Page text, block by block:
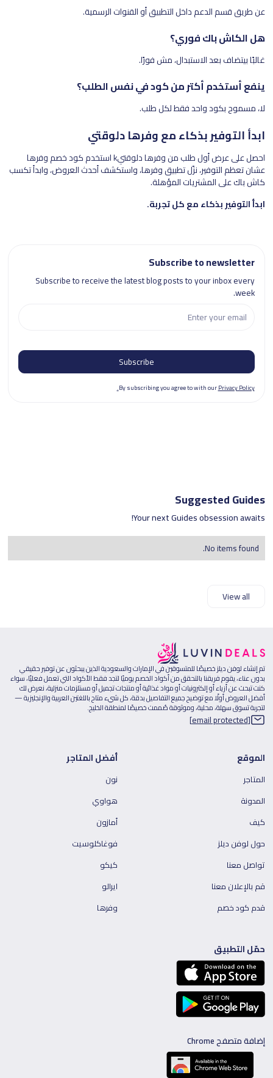
عن طريق قسم الدعم داخل التطبيق أو القنوات الرسمية.
هل الكاش باك فوري؟
غالبًا بيتضاف بعد الاستبدال، مش فورًا.
ينفع أستخدم أكتر من كود في نفس الطلب؟
لا، مسموح بكود واحد فقط لكل طلب.
ابدأ التوفير بذكاء مع وفرها دلوقتي
احصل على عرض أول طلب من وفرها دلوقتيk استخدم كود خصم وفرها
عشان تعظم التوفير، نزّل تطبيق وفرها، واستكشف أحدث العروض، وابدأ تكسب
كاش باك على المشتريات المؤهلة.
ابدأ التوفير بذكاء مع كل تجربة.
Subscribe to newsletter
Subscribe to receive the latest blog posts to your inbox every
week.
By subscribing you agree to with ourPrivacy Policy.
Suggested Guides
Your next Guides obsession awaits!
No items found.
View all
تم إنشاء لوفن ديلز خصيصًا للمتسوقين في الإمارات والسعودية الذين يبحثون عن توفير حقيقي
بدون عناء، يقوم فريقنا بالتحقق من أكواد الخصم يوميًا لتجد فقط الأكواد التي تعمل فعليًا، سواء
كنت تبحث عن أزياء أو إلكترونيات أو مواد غذائية أو منتجات تجميل أو مستلزمات منزلية، نعرض لك
أفضل العروض أولًا مع توضيح جميع التفاصيل بدقة، كل شيء متاح باللغتين العربية والإنجليزية —
لتجربة تسوق سهلة، محلية، وموثوقة صُممت خصيصًا لمنطقة الخليج.
[email protected]
الموقع
المتاجر
المدونة
كيف
حول لوفن ديلز
تواصل معنا
قم بالإعلان معنا
قدم كود خصم
أفضل المتاجر
نون
هواوي
أمازون
فوغاكلوسيت
كيكو
ايرالو
وفرها
حمّل التطبيق
إضافة متصفح Chrome